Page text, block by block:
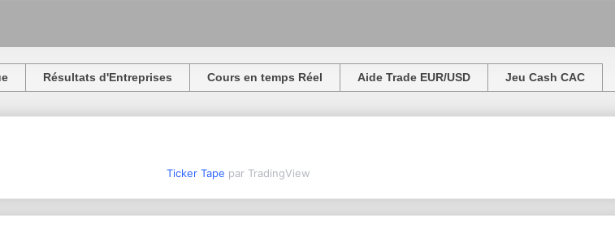
Résultats d'Entreprises Cours en temps Réel Aide Trade EUR/USD Jeu Cash CAC
Ticker Tape par TradingView